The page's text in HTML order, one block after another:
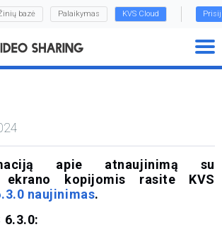
bazė Palaikymas KVS Cloud
apie atnaujinimą su
ekrano kopijomis rasite KVS
naujinimas.
6.3.0: